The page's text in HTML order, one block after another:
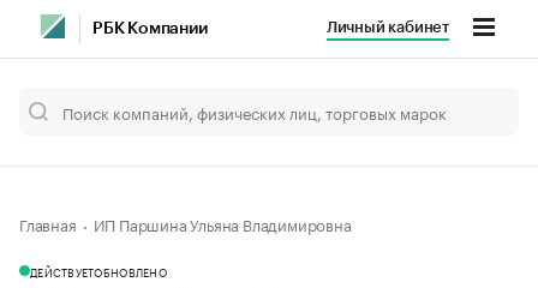
РБК Компании Личный кабинет
Главная ИП Паршина Ульяна Владимировна
ДЕЙСТВУЕТОБНОВЛЕНО